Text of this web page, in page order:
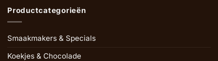
Productcategorieën
Smaakmakers & Specials
Koekjes & Chocolade